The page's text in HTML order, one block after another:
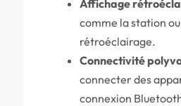
Affichage
comme la station
rétroéclairage.
Connectivité
connecter des
connexion